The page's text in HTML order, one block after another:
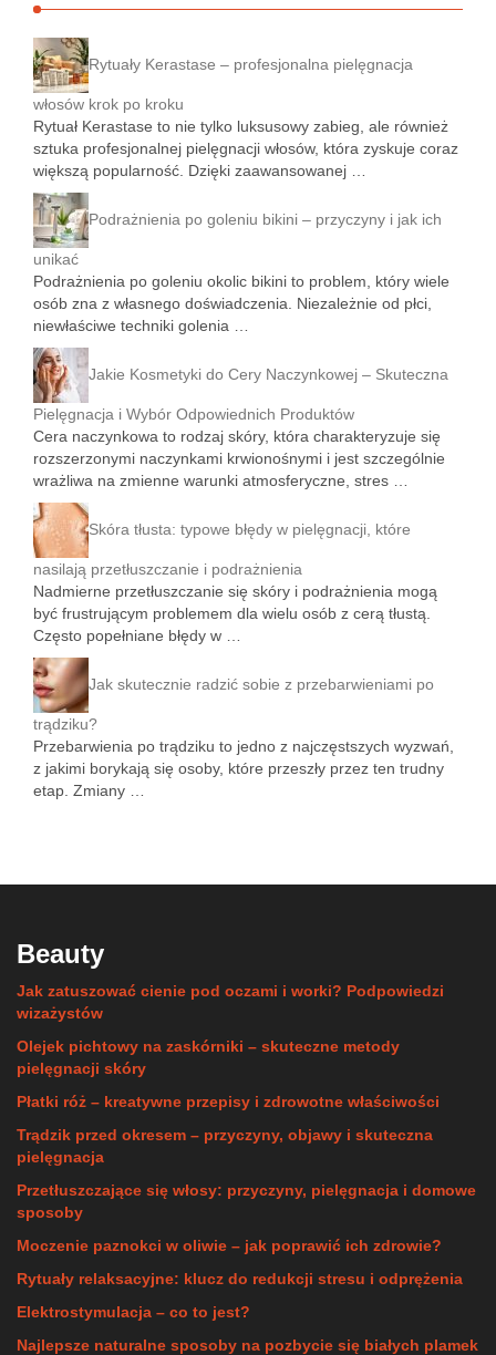
Rytuały Kerastase – profesjonalna pielęgnacja
włosów krok po kroku
Rytuał Kerastase to nie tylko luksusowy zabieg, ale również
sztuka profesjonalnej pielęgnacji włosów, która zyskuje coraz
większą popularność. Dzięki zaawansowanej …
Podrażnienia po goleniu bikini – przyczyny i jak ich
unikać
Podrażnienia po goleniu okolic bikini to problem, który wiele
osób zna z własnego doświadczenia. Niezależnie od płci,
niewłaściwe techniki golenia …
Jakie Kosmetyki do Cery Naczynkowej – Skuteczna
Pielęgnacja i Wybór Odpowiednich Produktów
Cera naczynkowa to rodzaj skóry, która charakteryzuje się
rozszerzonymi naczynkami krwionośnymi i jest szczególnie
wrażliwa na zmienne warunki atmosferyczne, stres …
Skóra tłusta: typowe błędy w pielęgnacji, które
nasilają przetłuszczanie i podrażnienia
Nadmierne przetłuszczanie się skóry i podrażnienia mogą
być frustrującym problemem dla wielu osób z cerą tłustą.
Często popełniane błędy w …
Jak skutecznie radzić sobie z przebarwieniami po
trądziku?
Przebarwienia po trądziku to jedno z najczęstszych wyzwań,
z jakimi borykają się osoby, które przeszły przez ten trudny
etap. Zmiany …
Beauty
Jak zatuszować cienie pod oczami i worki? Podpowiedzi
wizażystów
Olejek pichtowy na zaskórniki – skuteczne metody
pielęgnacji skóry
Płatki róż – kreatywne przepisy i zdrowotne właściwości
Trądzik przed okresem – przyczyny, objawy i skuteczna
pielęgnacja
Przetłuszczające się włosy: przyczyny, pielęgnacja i domowe
sposoby
Moczenie paznokci w oliwie – jak poprawić ich zdrowie?
Rytuały relaksacyjne: klucz do redukcji stresu i odprężenia
Elektrostymulacja – co to jest?
Najlepsze naturalne sposoby na pozbycie się białych plamek